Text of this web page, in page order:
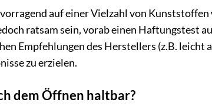
auf einer Vielzahl von Kunststoffen
ratsam sein, vorab einen Haftungstest
Empfehlungen des Herstellers (z.B. leicht
zu erzielen.
dem Öffnen haltbar?